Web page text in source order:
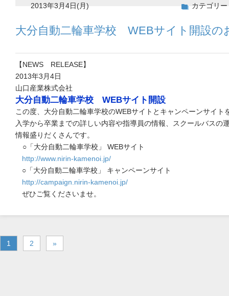
2013年3月4日(月) カテゴリー
大分自動二輪車学校 WEBサイト開設の
【NEWS RELEASE】
2013年3月4日
山口産業株式会社
大分自動二輪車学校 WEBサイト開設
この度、 大分自動二輪車学校のWEBサイトとキャンペーンサイト
入学から卒業までの詳しい内容や指導員の情報、
スクールバスの
情報盛りだくさんです。
○「大分自動二輪車学校」 WEBサイト
http://www.nirin-kamenoi.jp/
○「大分自動二輪車学校」 キャンペーンサイト
http://campaign.nirin-kamenoi.jp/
ぜひご覧くださいませ。
1 2 »